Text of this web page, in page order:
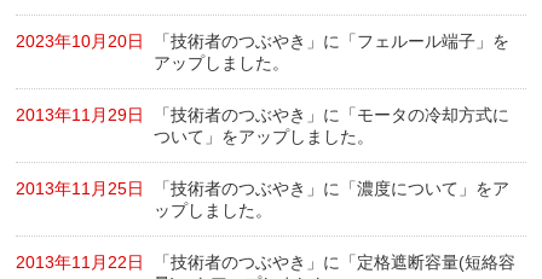
2023年10月20日
「技術者のつぶやき」に「フェルール端子」を
アップしました。
2013年11月29日
「技術者のつぶやき」に「モータの冷却方式に
ついて」をアップしました。
2013年11月25日
「技術者のつぶやき」に「濃度について」をア
ップしました。
2013年11月22日
「技術者のつぶやき」に「定格遮断容量(短絡容